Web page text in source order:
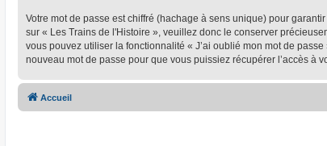
Votre mot de passe est chiffré (hachage à sens unique) pour
sur « Les Trains de l'Histoire », veuillez donc le conserver
vous pouvez utiliser la fonctionnalité « J’ai oublié mon mot de
nouveau mot de passe pour que vous puissiez récupérer l’accès à
Accueil